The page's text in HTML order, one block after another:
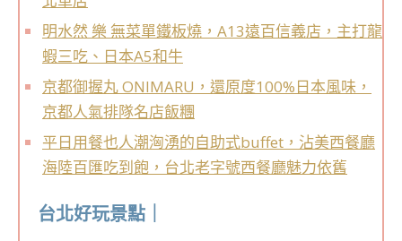
明水然 樂 無菜單鐵板燒，A13遠百信義店，主打龍
蝦三吃、日本A5和牛
京都御握丸 ONIMARU，還原度100%日本風味，
京都人氣排隊名店飯糰
平日用餐也人潮洶湧的自助式buffet，沾美西餐廳
海陸百匯吃到飽，台北老字號西餐廳魅力依舊
台北好玩景點｜